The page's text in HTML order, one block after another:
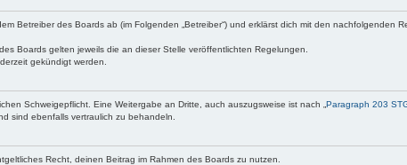
Betreiber des Boards ab (im Folgenden „Betreiber“) und erklärst dich mit den nachfolgenden
Boards gelten jeweils die an dieser Stelle veröffentlichten Regelungen.
gekündigt werden.
Schweigepflicht. Eine Weitergabe an Dritte, auch auszugsweise ist nach „ Paragraph 203
sind ebenfalls vertraulich zu behandeln.
Recht, deinen Beitrag im Rahmen des Boards zu nutzen.